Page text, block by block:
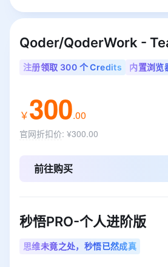
Qoder/QoderWork -
注册领取 300 个 Credits 内置浏览
￥300.00
官网折扣价: ¥300.00
前往购买
秒悟PRO-个人进阶版
思维未竟之处，秒悟已然成真